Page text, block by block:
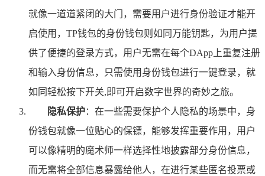
就像一道道紧闭的大门，需要用户进行身份验证才能开
启使用，TP钱包的身份钱包则如同万能钥匙，为用户提
供了便捷的登录方式，用户无需在每个DApp上重复注册
和输入身份信息，只需使用身份钱包进行一键登录，就
如同轻松按下开关,即可开启数字世界的奇妙之旅。
隐私保护：在一些需要保护个人隐私的场景中，身
份钱包就像一位贴心的保镖，能够发挥重要作用，用户
可以像精明的魔术师一样选择性地披露部分身份信息，
而无需将全部信息暴露给他人，在进行某些匿名投票或